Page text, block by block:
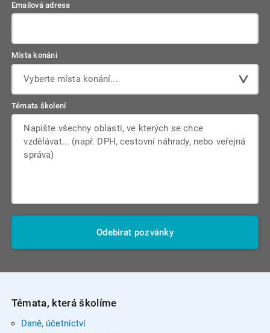
Emailová adresa
Místa konání
Vyberte místa konání...
Témata školení
Odebírat pozvánky
Témata, která školíme
Daně, účetnictví